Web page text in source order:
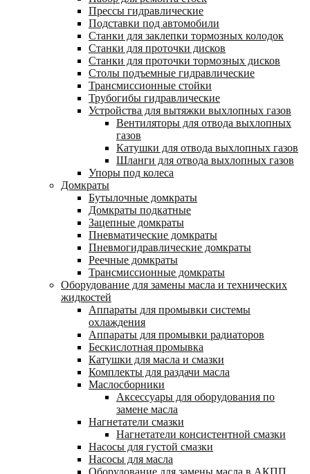
Прессы гидравлические
Подставки под автомобили
Станки для заклепки тормозных колодок
Станки для проточки дисков
Станки для проточки тормозных дисков
Столы подъемные гидравлические
Трансмиссионные стойки
Трубогибы гидравлические
Устройства для вытяжки выхлопных газов
Вентиляторы для отвода выхлопных
газов
Катушки для отвода выхлопных газов
Шланги для отвода выхлопных газов
Упоры под колеса
Домкраты
Бутылочные домкраты
Домкраты подкатные
Зацепные домкраты
Пневматические домкраты
Пневмогидравлические домкраты
Реечные домкраты
Трансмиссионные домкраты
Оборудование для замены масла и технических
жидкостей
Аппараты для промывки системы
охлаждения
Аппараты для промывки радиаторов
Бескислотная промывка
Катушки для масла и смазки
Комплекты для раздачи масла
Маслосборники
Аксессуары для оборудования по
замене масла
Нагнетатели смазки
Нагнетатели консистентной смазки
Насосы для густой смазки
Насосы для масла
Оборудование для замены масла в АКПП